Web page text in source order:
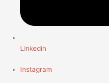
Linkedin
Instagram